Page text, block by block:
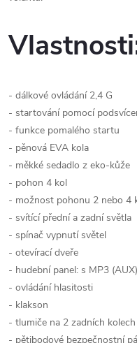
- dálkové ovládání 2,4 G
- startování pomocí
- funkce pomalého startu
- pěnová EVA kola
- měkké sedadlo z eko-kůže
- pohon 4 kol
- možnost pohonu 2 nebo 4
- svítící přední a zadní světla
- spínač vypnutí světel
- otevírací dveře
- hudební panel: s MP3
- ovládání hlasitosti
- klakson
- tlumiče na 2 zadních
- pětibodové bezpečnostní